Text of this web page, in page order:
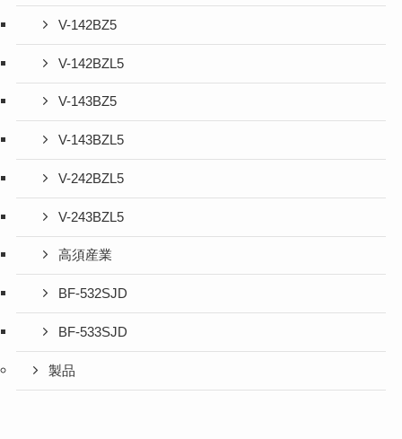
V-142BZ5
V-142BZL5
V-143BZ5
V-143BZL5
V-242BZL5
V-243BZL5
高須産業
BF-532SJD
BF-533SJD
製品